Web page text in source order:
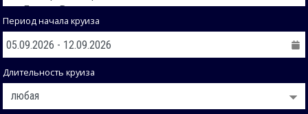
Период начала круиза
Длительность круиза